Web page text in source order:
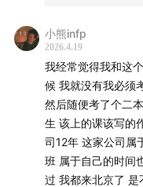
E52 与少楠聊《倦怠
留白是自处之道
E57 没有焦虑的人丢
E178 对话艺术家邱
是一座待建的塔
小熊infp
2026.4.19
我经常觉得我和这
候 我就没有我必须
然后随便考了个二
生 该上的课该写的
司12年 这家公司属
班 属于自己的时间
过 我都来北京了 是